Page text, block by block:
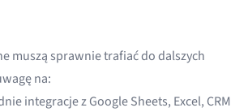
muszą sprawnie trafiać do dalszych
na:
integracje z Google Sheets, Excel, CRM